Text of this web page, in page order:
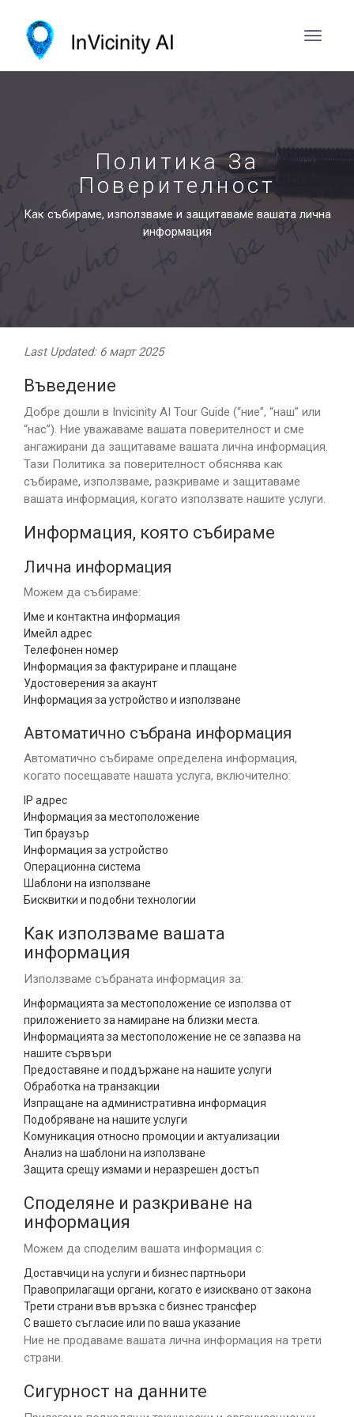
Политика За
Поверителност
Как събираме, използваме и защитаваме вашата лична
информация
Last Updated: 6 март 2025
Въведение
Добре дошли в Invicinity AI Tour Guide (“ние”, “наш” или
“нас”). Ние уважаваме вашата поверителност и сме
ангажирани да защитаваме вашата лична информация.
Тази Политика за поверителност обяснява как
събираме, използваме, разкриваме и защитаваме
вашата информация, когато използвате нашите услуги.
Информация, която събираме
Лична информация
Можем да събираме:
Име и контактна информация
Имейл адрес
Телефонен номер
Информация за фактуриране и плащане
Удостоверения за акаунт
Информация за устройство и използване
Автоматично събрана информация
Автоматично събираме определена информация,
когато посещавате нашата услуга, включително:
IP адрес
Информация за местоположение
Тип браузър
Информация за устройство
Операционна система
Шаблони на използване
Бисквитки и подобни технологии
Как използваме вашата
информация
Използваме събраната информация за:
Информацията за местоположение се използва от
приложението за намиране на близки места.
Информацията за местоположение не се запазва на
нашите сървъри
Предоставяне и поддържане на нашите услуги
Обработка на транзакции
Изпращане на административна информация
Подобряване на нашите услуги
Комуникация относно промоции и актуализации
Анализ на шаблони на използване
Защита срещу измами и неразрешен достъп
Споделяне и разкриване на
информация
Можем да споделим вашата информация с:
Доставчици на услуги и бизнес партньори
Правоприлагащи органи, когато е изисквано от закона
Трети страни във връзка с бизнес трансфер
С вашето съгласие или по ваша указание
Ние не продаваме вашата лична информация на трети
страни.
Сигурност на данните